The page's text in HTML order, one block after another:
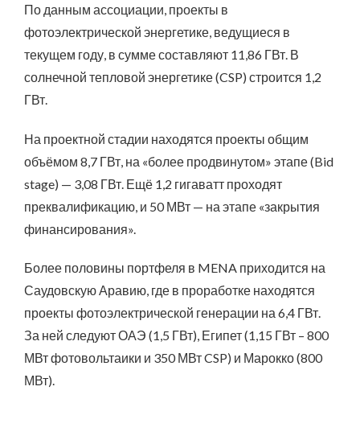
По данным ассоциации, проекты в
фотоэлектрической энергетике, ведущиеся в
текущем году, в сумме составляют 11,86 ГВт. В
солнечной тепловой энергетике (CSP) строится 1,2
ГВт.
На проектной стадии находятся проекты общим
объёмом 8,7 ГВт, на «более продвинутом» этапе (Bid
stage) — 3,08 ГВт. Ещё 1,2 гигаватт проходят
преквалификацию, и 50 МВт — на этапе «закрытия
финансирования».
Более половины портфеля в MENA приходится на
Саудовскую Аравию, где в проработке находятся
проекты фотоэлектрической генерации на 6,4 ГВт.
За ней следуют ОАЭ (1,5 ГВт), Египет (1,15 ГВт – 800
МВт фотовольтаики и 350 МВт CSP) и Марокко (800
МВт).